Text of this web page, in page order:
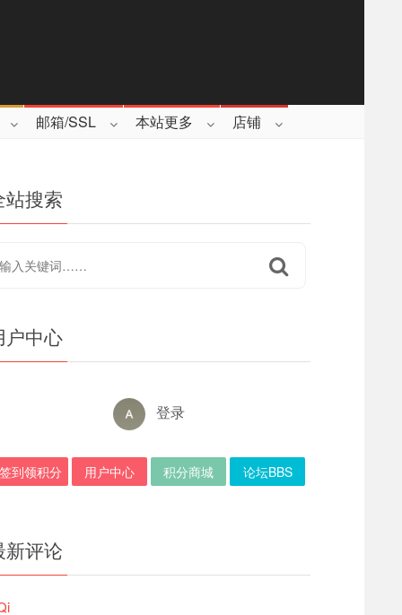
邮箱/SSL 本站更多 店铺
站搜索
户中心
登录
签到领积分 用户中心 积分商城 论坛BBS
新评论